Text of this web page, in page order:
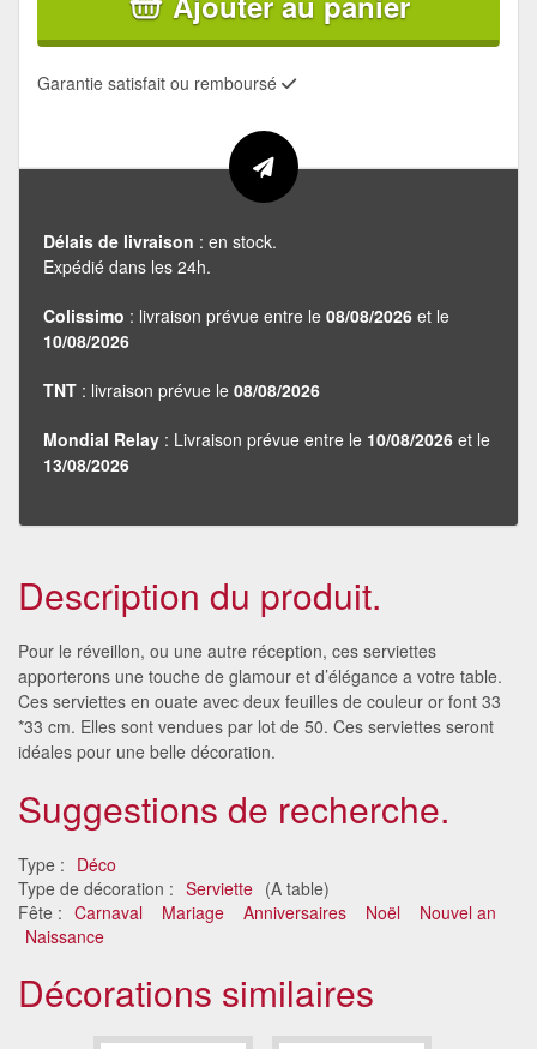
Garantie satisfait ou remboursé
Délais de livraison : en stock.
Expédié dans les 24h.
Colissimo : livraison prévue entre le 08/08/2026 et le
10/08/2026
TNT : livraison prévue le 08/08/2026
Mondial Relay : Livraison prévue entre le 10/08/2026 et le
13/08/2026
Description du produit.
Pour le réveillon, ou une autre réception, ces serviettes
apporterons une touche de glamour et d’élégance a votre table.
Ces serviettes en ouate avec deux feuilles de couleur or font 33
*33 cm. Elles sont vendues par lot de 50. Ces serviettes seront
idéales pour une belle décoration.
Suggestions de recherche.
Type : Déco
Type de décoration : Serviette (A table)
Fête : Carnaval Mariage Anniversaires Noël
Nouvel an
Naissance
Décorations similaires